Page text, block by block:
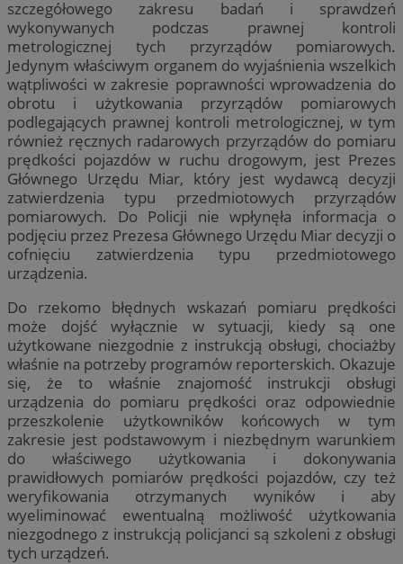
szczegółowego zakresu badań i sprawdzeń
wykonywanych podczas prawnej kontroli
metrologicznej tych przyrządów pomiarowych.
Jedynym właściwym organem do wyjaśnienia wszelkich
wątpliwości w zakresie poprawności wprowadzenia do
obrotu i użytkowania przyrządów pomiarowych
podlegających prawnej kontroli metrologicznej, w tym
również ręcznych radarowych przyrządów do pomiaru
prędkości pojazdów w ruchu drogowym, jest Prezes
Głównego Urzędu Miar, który jest wydawcą decyzji
zatwierdzenia typu przedmiotowych przyrządów
pomiarowych. Do Policji nie wpłynęła informacja o
podjęciu przez Prezesa Głównego Urzędu Miar decyzji o
cofnięciu zatwierdzenia typu przedmiotowego
urządzenia.
Do rzekomo błędnych wskazań pomiaru prędkości
może dojść wyłącznie w sytuacji, kiedy są one
użytkowane niezgodnie z instrukcją obsługi, chociażby
właśnie na potrzeby programów reporterskich. Okazuje
się, że to właśnie znajomość instrukcji obsługi
urządzenia do pomiaru prędkości oraz odpowiednie
przeszkolenie użytkowników końcowych w tym
zakresie jest podstawowym i niezbędnym warunkiem
do właściwego użytkowania i dokonywania
prawidłowych pomiarów prędkości pojazdów, czy też
weryfikowania otrzymanych wyników i aby
wyeliminować ewentualną możliwość użytkowania
niezgodnego z instrukcją policjanci są szkoleni z obsługi
tych urządzeń.